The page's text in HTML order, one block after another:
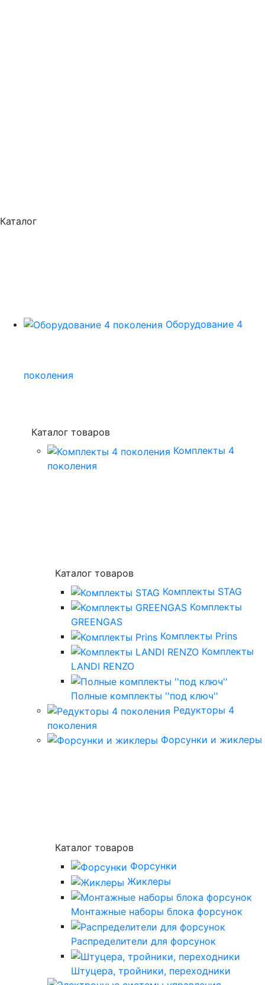
Каталог
Оборудование 4
поколения
Каталог товаров
Комплекты 4
поколения
Каталог товаров
Комплекты STAG
Комплекты
GREENGAS
Комплекты Prins
Комплекты
LANDI RENZO
Полные комплекты ''под ключ''
Редукторы 4
поколения
Форсунки и жиклеры
Каталог товаров
Форсунки
Жиклеры
Монтажные наборы блока форсунок
Распределители для форсунок
Штуцера, тройники, переходники